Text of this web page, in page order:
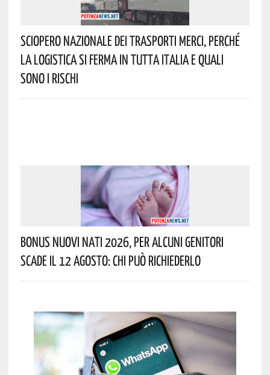
Sciopero Nazionale Dei Trasporti Merci, Perché
La Logistica Si Ferma In Tutta Italia E Quali
Sono I Rischi
Bonus Nuovi Nati 2026, Per Alcuni Genitori
Scade Il 12 Agosto: Chi Può Richiederlo